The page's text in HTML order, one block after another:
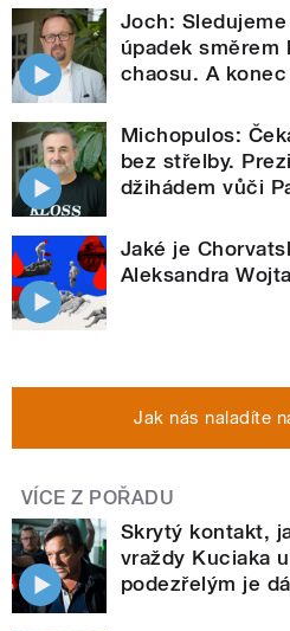
Joch:
úpadek směrem
chaosu. A
Michopulos:
bez střelby.
džihádem vůči
Jaké je
Aleksandra
Jak nás naladíte
VÍCE Z POŘADU
Skrytý kontakt,
vraždy Kuciaka
podezřelým je